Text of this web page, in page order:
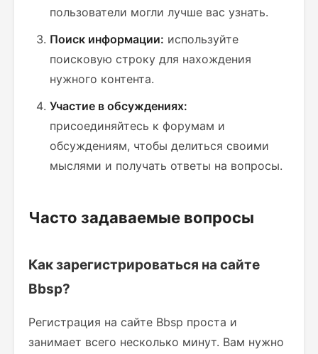
пользователи могли лучше вас узнать.
Поиск информации: используйте
поисковую строку для нахождения
нужного контента.
Участие в обсуждениях:
присоединяйтесь к форумам и
обсуждениям, чтобы делиться своими
мыслями и получать ответы на вопросы.
Часто задаваемые вопросы
Как зарегистрироваться на сайте
Bbsp?
Регистрация на сайте Bbsp проста и
занимает всего несколько минут. Вам нужно